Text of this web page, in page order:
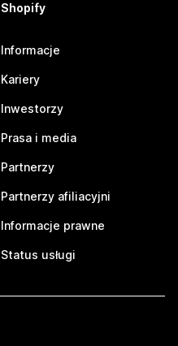
Shopify
Informacje
Kariery
Inwestorzy
Prasa i media
Partnerzy
Partnerzy afiliacyjni
Informacje prawne
Status usługi